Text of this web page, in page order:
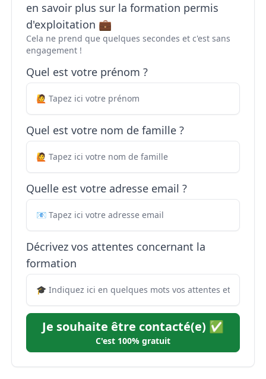
en savoir plus sur la formation permis
d'exploitation 💼
Cela ne prend que quelques secondes et c'est sans
engagement !
Quel est votre prénom ?
Quel est votre nom de famille ?
Quelle est votre adresse email ?
Décrivez vos attentes concernant la
formation
Je souhaite être contacté(e) ✅
C'est 100% gratuit